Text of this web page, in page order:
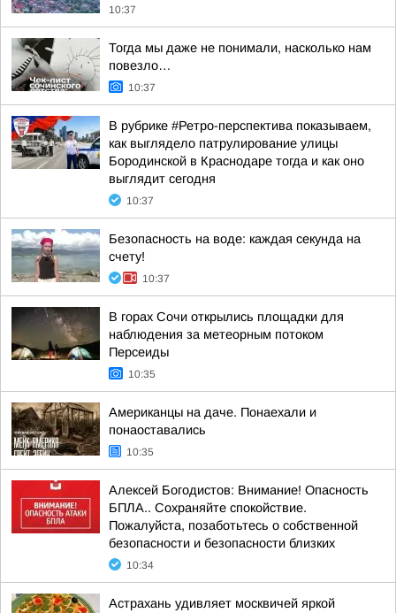
10:37
Тогда мы даже не понимали, насколько нам
повезло…
10:37
В рубрике #Ретро-перспектива показываем,
как выглядело патрулирование улицы
Бородинской в Краснодаре тогда и как оно
выглядит сегодня
10:37
Безопасность на воде: каждая секунда на
счету!
10:37
В горах Сочи открылись площадки для
наблюдения за метеорным потоком
Персеиды
10:35
Американцы на даче. Понаехали и
понаоставались
10:35
Алексей Богодистов: Внимание! Опасность
БПЛА.. Сохраняйте спокойствие.
Пожалуйста, позаботьтесь о собственной
безопасности и безопасности близких
10:34
Астрахань удивляет москвичей яркой